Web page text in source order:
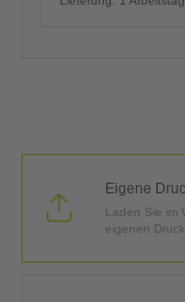
Eigene
Laden Sie im
eigenen